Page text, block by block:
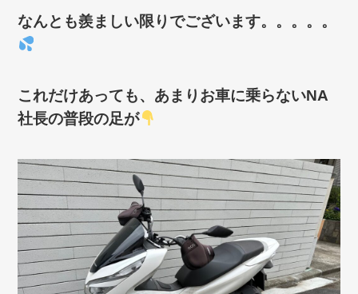
なんとも羨ましい限りでございます。。。。。
これだけあっても、あまりお車に乗らないNA
社長の普段の足が